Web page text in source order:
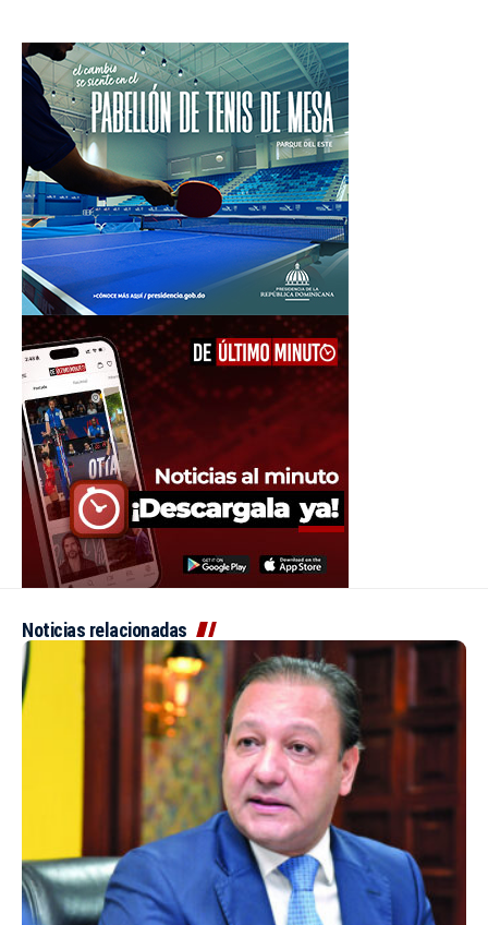
Noticias relacionadas